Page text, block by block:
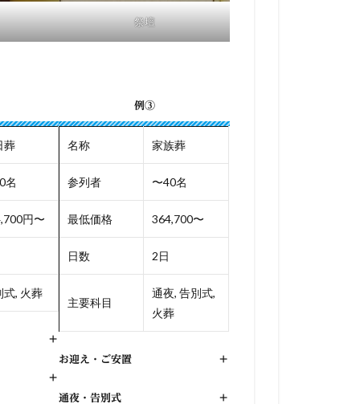
祭壇
葬
名
円〜
式, 火葬
+
+
例③
名称 家族葬
参列者 〜40名
最低価格 364,700〜
日数 2日
主要科目
通夜, 告別式,
火葬
お迎え・ご安置 +
通夜・告別式 +